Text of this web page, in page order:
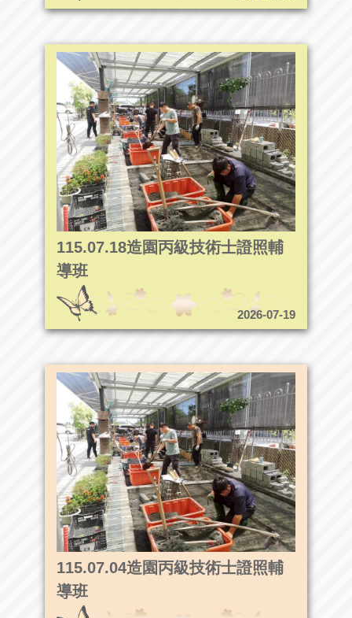
115.07.18造園丙級技術士證照輔
導班
2026-07-19
115.07.04造園丙級技術士證照輔
導班